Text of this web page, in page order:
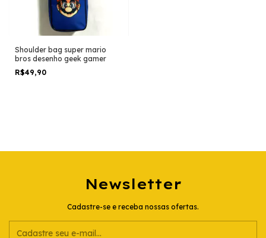
Shoulder bag super mario
bros desenho geek gamer
R$49,90
Newsletter
Cadastre-se e receba nossas ofertas.